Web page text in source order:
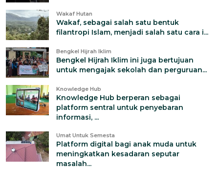
Wakaf Hutan
Wakaf, sebagai salah satu bentuk
filantropi Islam, menjadi salah satu cara i...
Bengkel Hijrah Iklim
Bengkel Hijrah Iklim ini juga bertujuan
untuk mengajak sekolah dan perguruan...
Knowledge Hub
Knowledge Hub berperan sebagai
platform sentral untuk penyebaran
informasi, ...
Umat Untuk Semesta
Platform digital bagi anak muda untuk
meningkatkan kesadaran seputar
masalah...